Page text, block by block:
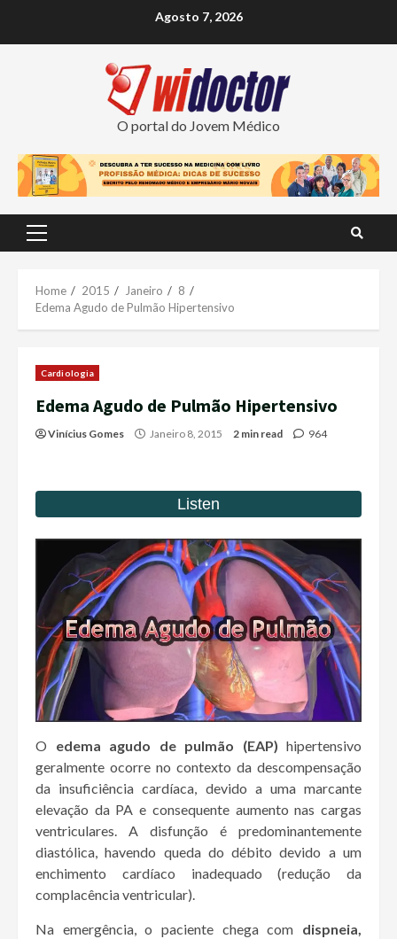
Agosto 7, 2026
O portal do Jovem Médico
Primary
Home 2015 Janeiro
8
Edema Agudo de Pulmão Hipertensivo
Cardiologia
Edema Agudo de Pulmão Hipertensivo
Vinícius Gomes Janeiro 8, 2015 2 min read 964
O edema agudo de pulmão (EAP) hipertensivo
geralmente ocorre no contexto da descompensação
da insuficiência cardíaca, devido a uma marcante
elevação da PA e consequente aumento nas cargas
ventriculares. A disfunção é predominantemente
diastólica, havendo queda do débito devido a um
enchimento cardíaco inadequado (redução da
complacência ventricular).
Na emergência, o paciente chega com dispneia,